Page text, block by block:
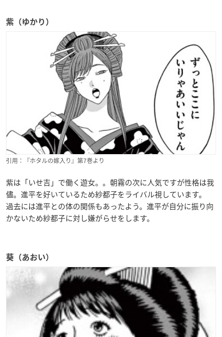
紫（ゆかり）
引用：『ホタルの嫁入り』第7巻より
紫は「いせ吉」で働く遊女。。朝霧の次に人気ですが性格は我
儘。進平を好いているため紗都子をライバル視しています。
過去には進平との体の関係もあったよう。進平が自分に振り向
かないため紗都子に対し嫌がらせをします。
葵（あおい）